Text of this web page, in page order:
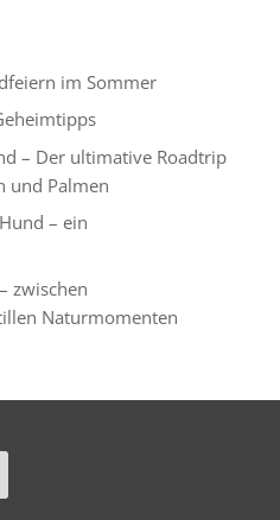
im Sommer
– Der ultimative Roadtrip
und Palmen
– ein
zwischen
Naturmomenten